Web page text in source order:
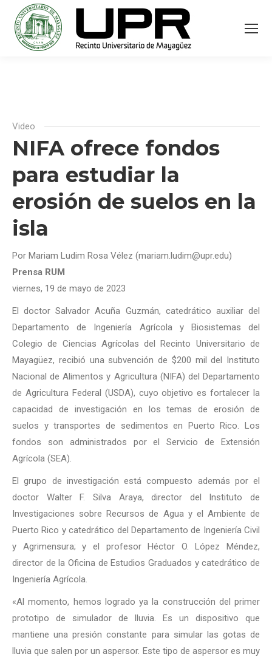
Video
NIFA ofrece fondos
para estudiar la
erosión de suelos en la
isla
Por Mariam Ludim Rosa Vélez (mariam.ludim@upr.edu)
Prensa RUM
viernes, 19 de mayo de 2023
El doctor Salvador Acuña Guzmán, catedrático auxiliar del
Departamento de Ingeniería Agrícola y Biosistemas del
Colegio de Ciencias Agrícolas del Recinto Universitario de
Mayagüez, recibió una subvención de $200 mil del Instituto
Nacional de Alimentos y Agricultura (NIFA) del Departamento
de Agricultura Federal (USDA), cuyo objetivo es fortalecer la
capacidad de investigación en los temas de erosión de
suelos y transportes de sedimentos en Puerto Rico. Los
fondos son administrados por el Servicio de Extensión
Agrícola (SEA).
El grupo de investigación está compuesto además por el
doctor Walter F. Silva Araya, director del Instituto de
Investigaciones sobre Recursos de Agua y el Ambiente de
Puerto Rico y catedrático del Departamento de Ingeniería Civil
y Agrimensura; y el profesor Héctor O. López Méndez,
director de la Oficina de Estudios Graduados y catedrático de
Ingeniería Agrícola.
«Al momento, hemos logrado ya la construcción del primer
prototipo de simulador de lluvia. Es un dispositivo que
mantiene una presión constante para simular las gotas de
lluvia que salen por un aspersor. Este tipo de aspersor es muy